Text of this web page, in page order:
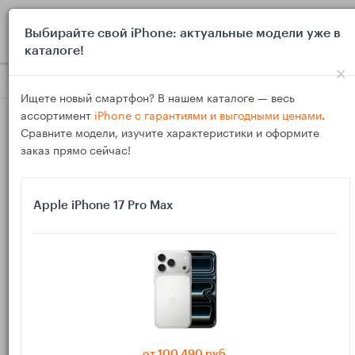
Блог Инструкции AirPods в полёте: как настроить
16
AirPods в полёте: как настроить
шумоподавление, прозрачность и защиту
Выбирайте свой iPhone: актуальные модели уже в
каталоге!
×
Ищете новый смартфон? В нашем каталоге — весь
ассортимент iPhone с гарантиями и выгодными ценами.
Сравните модели, изучите характеристики и оформите
заказ прямо сейчас!
Apple iPhone 17 Pro Max